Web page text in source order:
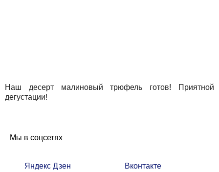
Наш десерт малиновый трюфель готов! Приятной
дегустации!
Мы в соцсетях
Яндекс Дзен Вконтакте